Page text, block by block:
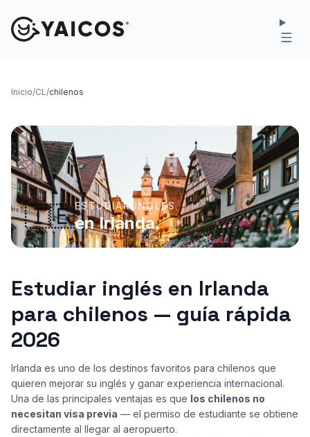
Inicio/CL/chilenos
🇮🇪ESTUDIAR INGLES
en Irlanda
Estudiar inglés en Irlanda
para chilenos — guía rápida
2026
Irlanda es uno de los destinos favoritos para chilenos que
quieren mejorar su inglés y ganar experiencia internacional.
Una de las principales ventajas es que los chilenos no
necesitan visa previa — el permiso de estudiante se obtiene
directamente al llegar al aeropuerto.